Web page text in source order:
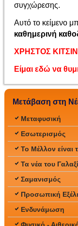
συγχώρεσης.
Αυτό το κείμενο
καθημερινή
ΧΡΗΣΤΟΣ
Είμαι εδώ να
Μετάβαση στη
Μεταφυσική
Εσωτερισμός
Το Μέλλον είναι
Τα νέα του
Σαμανισμός
Προσωπική
Ενδυνάμωση
Φυσικό -